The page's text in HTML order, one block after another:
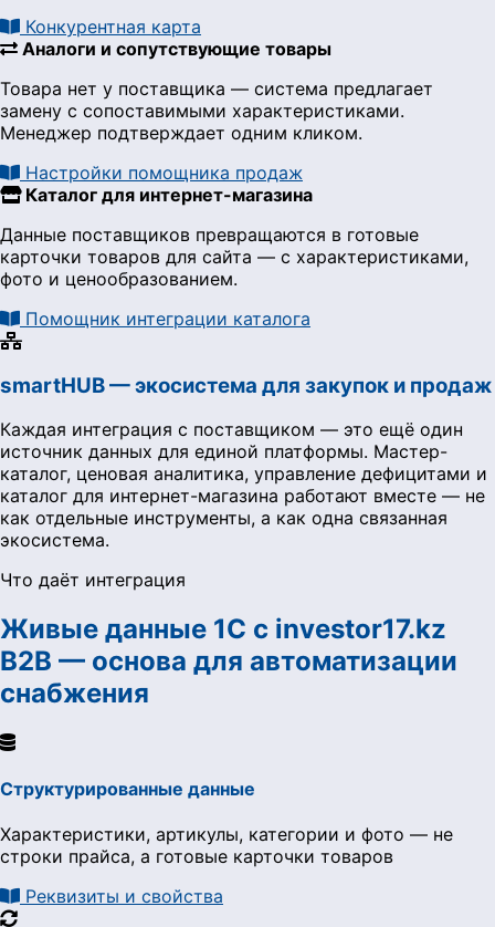
Конкурентная карта
Аналоги и сопутствующие товары
Товара нет у поставщика — система предлагает
замену с сопоставимыми характеристиками.
Менеджер подтверждает одним кликом.
Настройки помощника продаж
Каталог для интернет-магазина
Данные поставщиков превращаются в готовые
карточки товаров для сайта — с характеристиками,
фото и ценообразованием.
Помощник интеграции каталога
smartHUB — экосистема для закупок и продаж
Каждая интеграция с поставщиком — это ещё один
источник данных для единой платформы. Мастер-
каталог, ценовая аналитика, управление дефицитами и
каталог для интернет-магазина работают вместе — не
как отдельные инструменты, а как одна связанная
экосистема.
Что даёт интеграция
Живые данные 1С с investor17.kz
B2B — основа для автоматизации
снабжения
Структурированные данные
Характеристики, артикулы, категории и фото — не
строки прайса, а готовые карточки товаров
Реквизиты и свойства